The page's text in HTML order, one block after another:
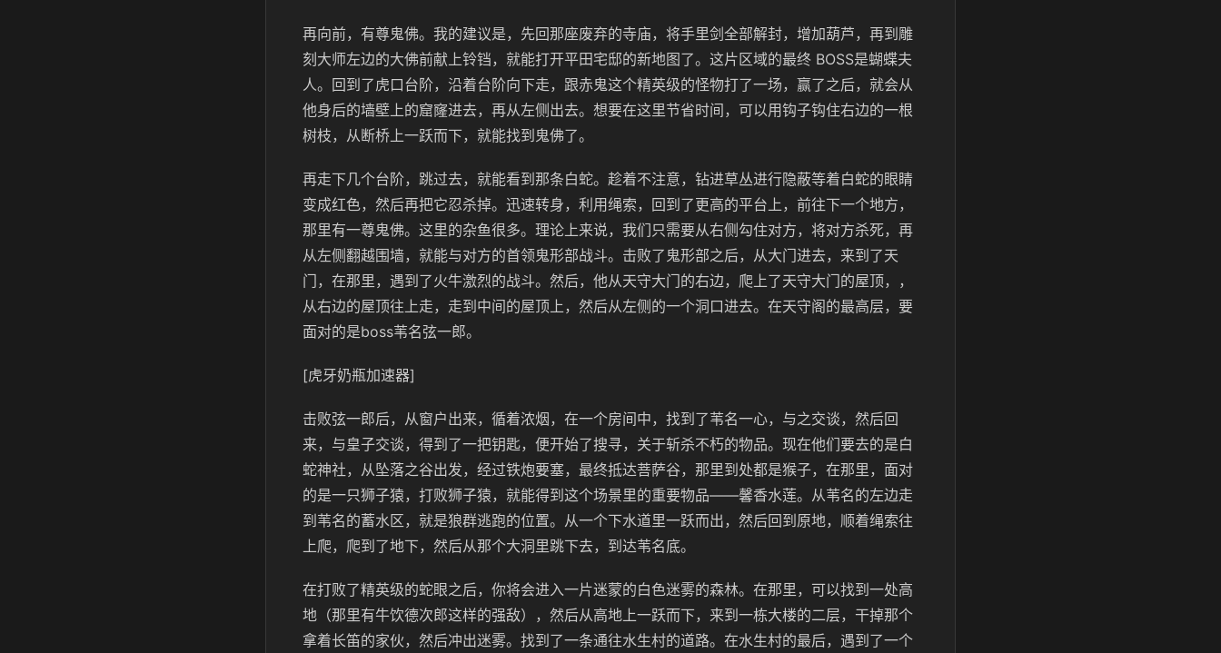
再向前，有尊鬼佛。我的建议是，先回那座废弃的寺庙，将手里剑全部解封，增加葫芦，再到雕
刻大师左边的大佛前献上铃铛，就能打开平田宅邸的新地图了。这片区域的最终 BOSS是蝴蝶夫
人。回到了虎口台阶，沿着台阶向下走，跟赤鬼这个精英级的怪物打了一场，赢了之后，就会从
他身后的墙壁上的窟窿进去，再从左侧出去。想要在这里节省时间，可以用钩子钩住右边的一根
树枝，从断桥上一跃而下，就能找到鬼佛了。
再走下几个台阶，跳过去，就能看到那条白蛇。趁着不注意，钻进草丛进行隐蔽等着白蛇的眼睛
变成红色，然后再把它忍杀掉。迅速转身，利用绳索，回到了更高的平台上，前往下一个地方，
那里有一尊鬼佛。这里的杂鱼很多。理论上来说，我们只需要从右侧勾住对方，将对方杀死，再
从左侧翻越围墙，就能与对方的首领鬼形部战斗。击败了鬼形部之后，从大门进去，来到了天
门，在那里，遇到了火牛激烈的战斗。然后，他从天守大门的右边，爬上了天守大门的屋顶，，
从右边的屋顶往上走，走到中间的屋顶上，然后从左侧的一个洞口进去。在天守阁的最高层，要
面对的是boss苇名弦一郎。
[虎牙奶瓶加速器]
击败弦一郎后，从窗户出来，循着浓烟，在一个房间中，找到了苇名一心，与之交谈，然后回
来，与皇子交谈，得到了一把钥匙，便开始了搜寻，关于斩杀不朽的物品。现在他们要去的是白
蛇神社，从坠落之谷出发，经过铁炮要塞，最终抵达菩萨谷，那里到处都是猴子，在那里，面对
的是一只狮子猿，打败狮子猿，就能得到这个场景里的重要物品——馨香水莲。从苇名的左边走
到苇名的蓄水区，就是狼群逃跑的位置。从一个下水道里一跃而出，然后回到原地，顺着绳索往
上爬，爬到了地下，然后从那个大洞里跳下去，到达苇名底。
在打败了精英级的蛇眼之后，你将会进入一片迷蒙的白色迷雾的森林。在那里，可以找到一处高
地（那里有牛饮德次郎这样的强敌），然后从高地上一跃而下，来到一栋大楼的二层，干掉那个
拿着长笛的家伙，然后冲出迷雾。找到了一条通往水生村的道路。在水生村的最后，遇到了一个